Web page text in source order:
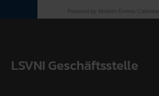
Powered by Modern Events Calendar
LSVNI Geschäftsstelle